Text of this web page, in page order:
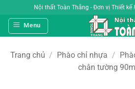
qua
nội
Nội thất Toàn Thắng - Đơn vị Thiết kế
Menu
Trang chủ / Phào chỉ nhựa /
chân tường